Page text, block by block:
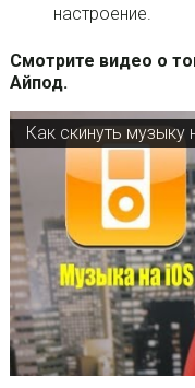
настроение.
Смотрите видео о
Айпод.
Как скинуть музыку